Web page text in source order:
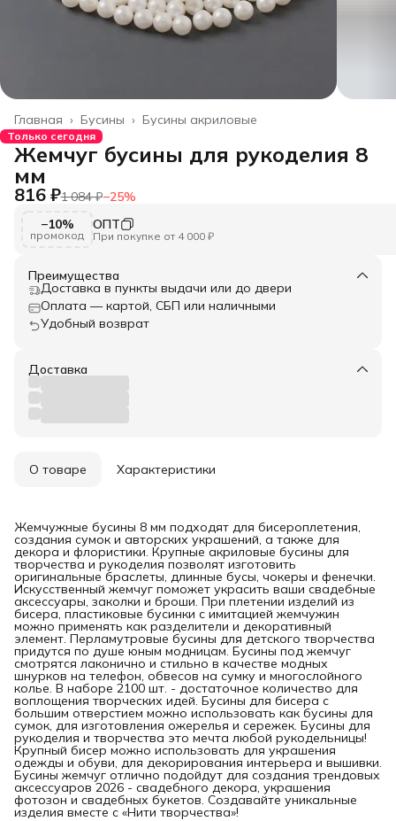
Бусины акриловые
Бусины ›
Главная ›
Только сегодня
Жемчуг бусины для рукоделия 8
мм
816 ₽1 084 ₽−25%
−10%
промокод
ОПТ
При покупке от 4 000 ₽
Преимущества
Доставка в пункты выдачи или до двери
Оплата — картой, СБП или наличными
Удобный возврат
Доставка
О товаре Характеристики
Жемчужные бусины 8 мм подходят для бисероплетения,
создания сумок и авторских украшений, а также для
декора и флористики. Крупные акриловые бусины для
творчества и рукоделия позволят изготовить
оригинальные браслеты, длинные бусы, чокеры и фенечки.
Искусственный жемчуг поможет украсить ваши свадебные
аксессуары, заколки и броши. При плетении изделий из
бисера, пластиковые бусинки с имитацией жемчужин
можно применять как разделители и декоративный
элемент. Перламутровые бусины для детского творчества
придутся по душе юным модницам. Бусины под жемчуг
смотрятся лаконично и стильно в качестве модных
шнурков на телефон, обвесов на сумку и многослойного
колье. В наборе 2100 шт. - достаточное количество для
воплощения творческих идей. Бусины для бисера с
большим отверстием можно использовать как бусины для
сумок, для изготовления ожерелья и сережек. Бусины для
рукоделия и творчества это мечта любой рукодельницы!
Крупный бисер можно использовать для украшения
одежды и обуви, для декорирования интерьера и вышивки.
Бусины жемчуг отлично подойдут для создания трендовых
аксессуаров 2026 - свадебного декора, украшения
фотозон и свадебных букетов. Создавайте уникальные
изделия вместе с «Нити творчества»!